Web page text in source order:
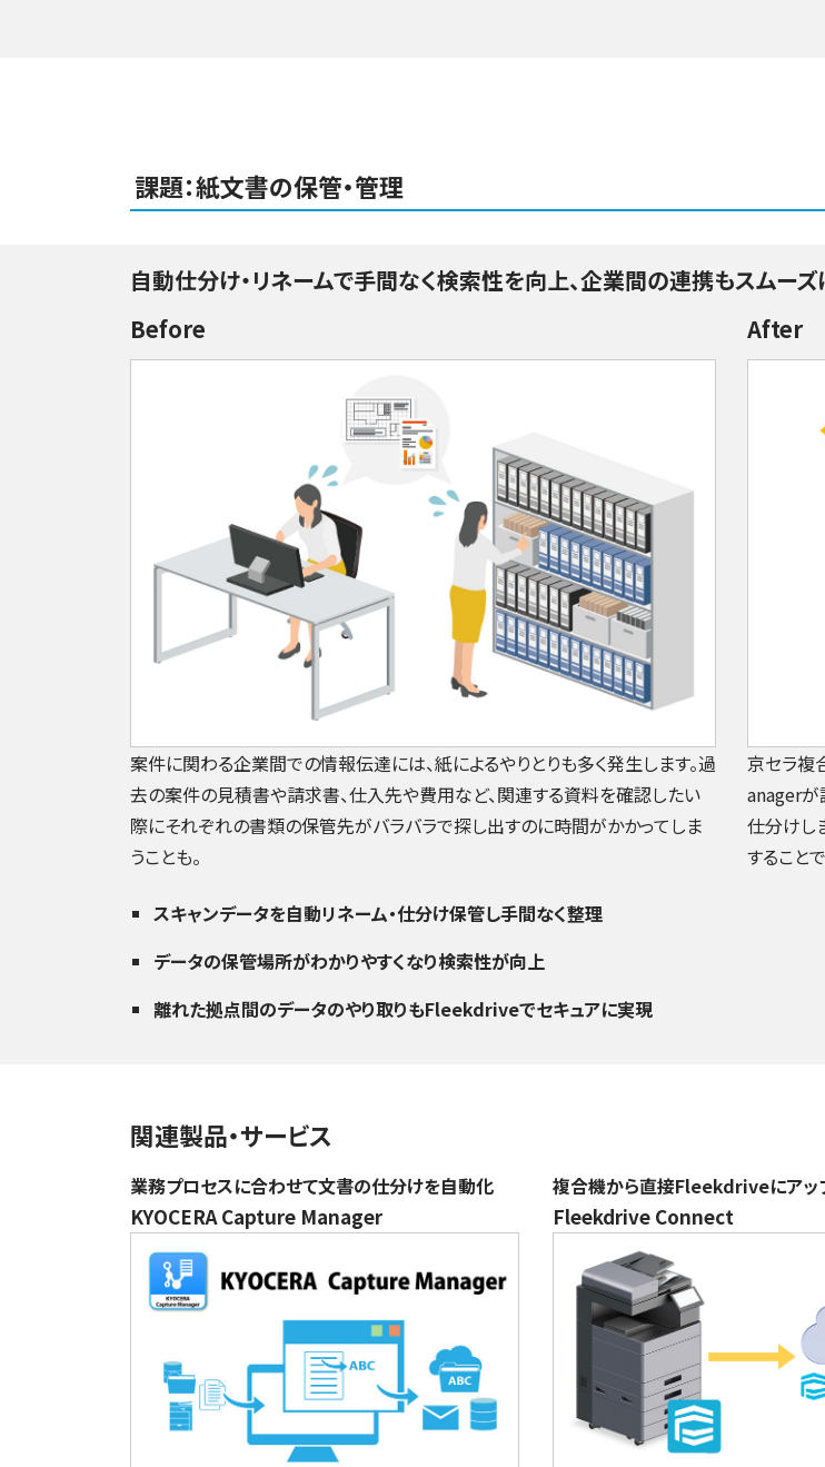
課題：紙文書の保管・管理
自動仕分け・リネームで手間なく検索性を向上、企業間の連携もスムーズ
Before
案件に関わる企業間での情報伝達には、紙によるやりとりも多く発生します。過
去の案件の見積書や請求書、仕入先や費用など、関連する資料を確認したい
際にそれぞれの書類の保管先がバラバラで探し出すのに時間がかかってしま
うことも。
After
京セラ複
anagerが
仕分けし
すること
スキャンデータを自動リネーム・仕分け保管し手間なく整理
データの保管場所がわかりやすくなり検索性が向上
離れた拠点間のデータのやり取りもFleekdriveでセキュアに実現
関連製品・サービス
業務プロセスに合わせて文書の仕分けを自動化
KYOCERA Capture Manager
複合機から直接Fleekdriveにアッ
Fleekdrive Connect